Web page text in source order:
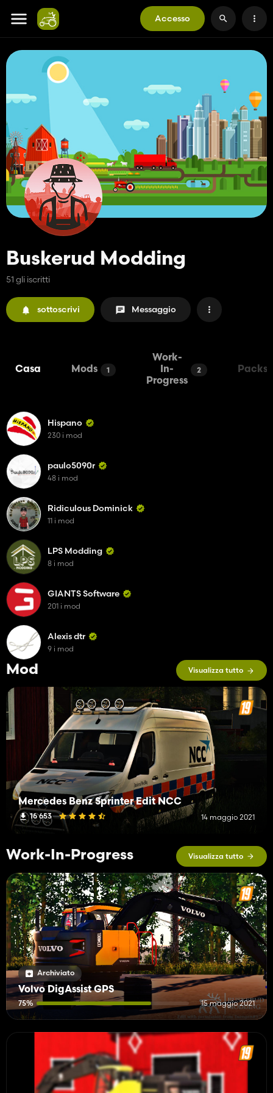
Accesso
Buskerud Modding
51 gli iscritti
sottoscrivi Messaggio
Casa Mods 1
Work-
In-
Progress
2 Packs
Mod Visualizza tutto
Mercedes Benz Sprinter Edit NCC
16 653 14 maggio 2021
Work-In-Progress Visualizza tutto
Archiviato
Volvo DigAssist GPS
75% 15 maggio 2021
Hispano
230 i mod
paulo5090r
48 i mod
Ridiculous Dominick
11 i mod
LPS Modding
8 i mod
GIANTS Software
201 i mod
Alexis dtr
9 i mod